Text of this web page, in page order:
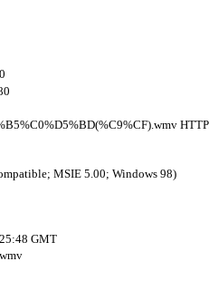
MSIE 5.00; Windows 98)
GMT